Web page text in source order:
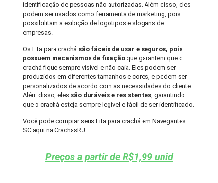
identificação de pessoas não autorizadas. Além disso, eles
podem ser usados como ferramenta de marketing, pois
possibilitam a exibição de logotipos e slogans de
empresas.
Os Fita para crachá são fáceis de usar e seguros, pois
possuem mecanismos de fixação que garantem que o
crachá fique sempre visível e não caia. Eles podem ser
produzidos em diferentes tamanhos e cores, e podem ser
personalizados de acordo com as necessidades do cliente.
Além disso, eles são duráveis e resistentes, garantindo
que o crachá esteja sempre legível e fácil de ser identificado.
Você pode comprar seus Fita para crachá em Navegantes –
SC aqui na CrachasRJ
Preços a partir de R$1,99 unid